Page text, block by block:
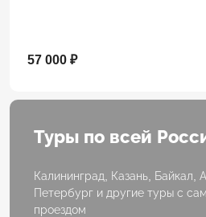
57 000 ₽
Туры по всей
Калининград, Казань, Байкал,
Петербург и другие туры с
проездом